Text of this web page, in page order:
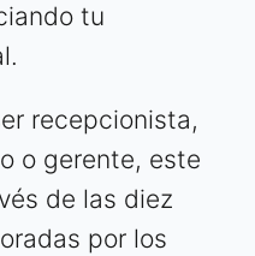
tu
recepcionista,
o gerente, este
de las diez
por los